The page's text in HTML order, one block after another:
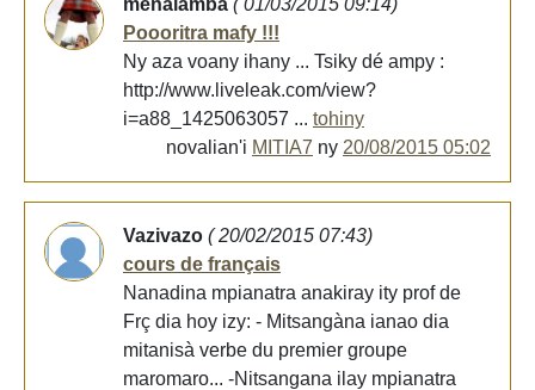
Poooritra mafy !!!
Ny aza voany ihany ... Tsiky dé ampy :
http://www.liveleak.com/view?
i=a88_1425063057 ... tohiny
novalian'i MITIA7 ny 20/08/2015 05:02
Vazivazo ( 20/02/2015 07:43)
cours de français
Nanadina mpianatra anakiray ity prof de
Frç dia hoy izy: - Mitsangàna ianao dia
mitanisà verbe du premier groupe
maromaro... -Nitsangana ilay mpianatra